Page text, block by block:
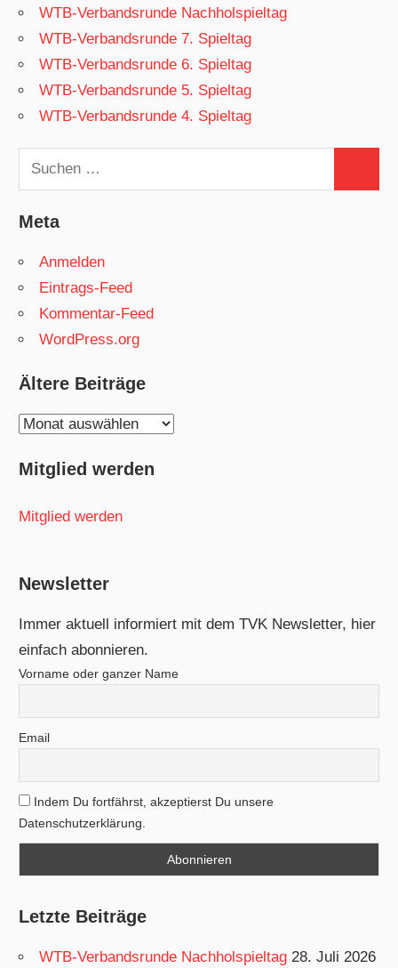
WTB-Verbandsrunde Nachholspieltag
WTB-Verbandsrunde 7. Spieltag
WTB-Verbandsrunde 6. Spieltag
WTB-Verbandsrunde 5. Spieltag
WTB-Verbandsrunde 4. Spieltag
Suchen
nach:
Meta
Anmelden
Eintrags-Feed
Kommentar-Feed
WordPress.org
Ältere Beiträge
Ältere
Mitglied werden
Mitglied werden
Newsletter
Immer aktuell informiert mit dem TVK Newsletter, hier
einfach abonnieren.
Vorname oder ganzer Name
Email
Indem Du fortfährst, akzeptierst Du unsere
Datenschutzerklärung.
Letzte Beiträge
WTB-Verbandsrunde Nachholspieltag 28. Juli 2026